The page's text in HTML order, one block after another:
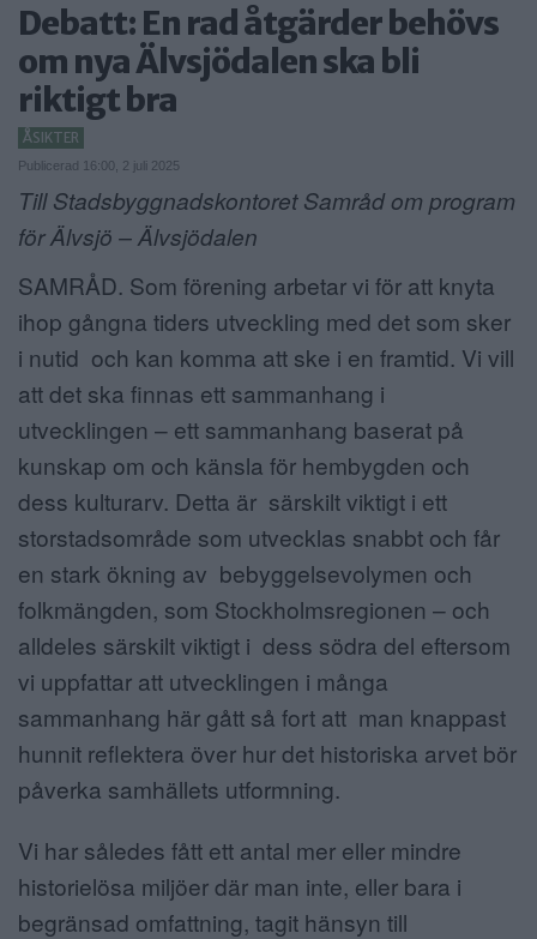
KONTAKT
SAMARBETEN
ANNONSERA
NÄRINGSLIV
MER
Debatt: En rad åtgärder behövs
om nya Älvsjödalen ska bli
riktigt bra
ÅSIKTER
Publicerad 16:00, 2 juli 2025
Till Stadsbyggnadskontoret Samråd om program
för Älvsjö – Älvsjödalen
SAMRÅD. Som förening arbetar vi för att knyta
ihop gångna tiders utveckling med det som sker
i nutid och kan komma att ske i en framtid. Vi vill
att det ska finnas ett sammanhang i
utvecklingen – ett sammanhang baserat på
kunskap om och känsla för hembygden och
dess kulturarv. Detta är särskilt viktigt i ett
storstadsområde som utvecklas snabbt och får
en stark ökning av bebyggelsevolymen och
folkmängden, som Stockholmsregionen – och
alldeles särskilt viktigt i dess södra del eftersom
vi uppfattar att utvecklingen i många
sammanhang här gått så fort att man knappast
hunnit reflektera över hur det historiska arvet bör
påverka samhällets utformning.
Vi har således fått ett antal mer eller mindre
historielösa miljöer där man inte, eller bara i
begränsad omfattning, tagit hänsyn till